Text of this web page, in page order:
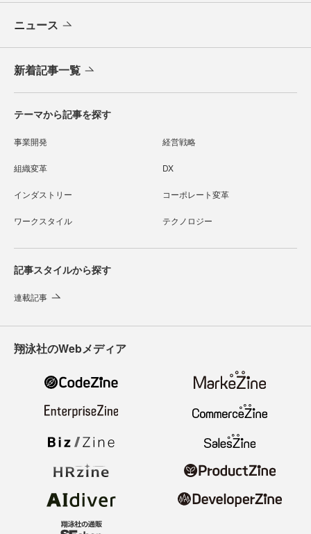
ニュース
新着記事一覧
テーマから記事を探す
事業開発 経営戦略
組織変革 DX
インダストリー コーポレート変革
ワークスタイル テクノロジー
記事スタイルから探す
連載記事
翔泳社のWebメディア